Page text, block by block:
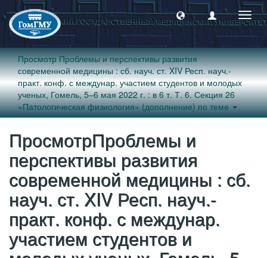
Просмотр Проблемы и перспективы развития
современной медицины : сб. науч. ст. XIV Респ. науч.-
практ. конф. с междунар. участием студентов и молодых
ученых, Гомель, 5–6 мая 2022 г. : в 6 т. Т. 6. Секция 26
«Патологическая физиология» (дополнение) по теме
ПросмотрПроблемы и
перспективы развития
современной медицины : сб.
науч. ст. XIV Респ. науч.-
практ. конф. с междунар.
участием студентов и